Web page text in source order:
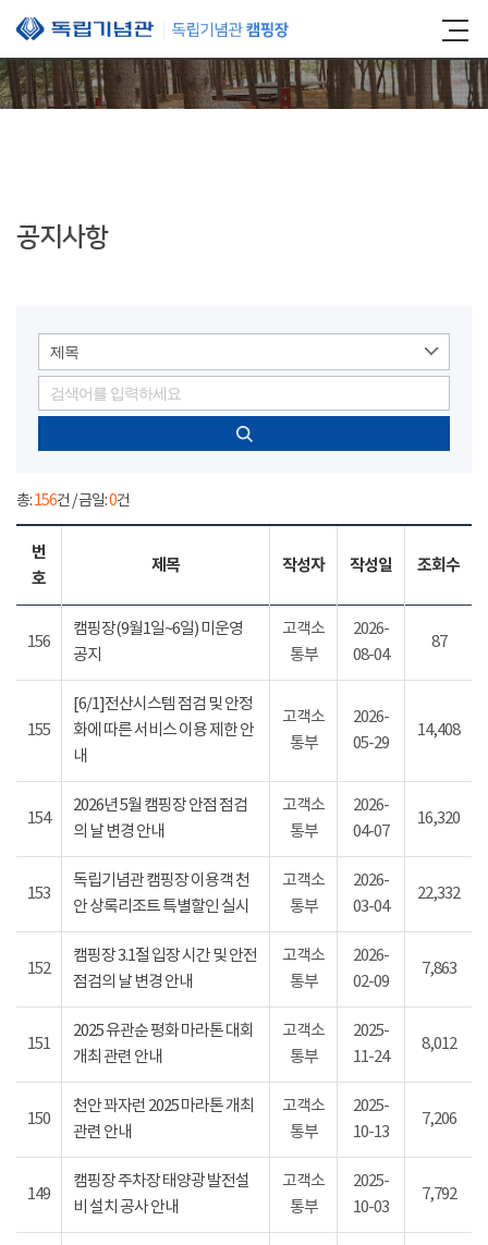
본문 바로가기
공지사항
제목
총:156건 / 금일:0건
번
호
제목 작성자 작성일 조회수
156
캠핑장(9월1일~6일) 미운영
공지
고객소
통부
2026-
08-04
87
155
[6/1]전산시스템 점검 및 안정
화에 따른 서비스 이용 제한 안
내
고객소
통부
2026-
05-29
14,408
154
2026년 5월 캠핑장 안점 점검
의 날 변경 안내
고객소
통부
2026-
04-07
16,320
153
독립기념관 캠핑장 이용객 천
안 상록리조트 특별할인 실시
고객소
통부
2026-
03-04
22,332
152
캠핑장 3.1절 입장 시간 및 안전
점검의 날 변경 안내
고객소
통부
2026-
02-09
7,863
151
2025 유관순 평화 마라톤 대회
개최 관련 안내
고객소
통부
2025-
11-24
8,012
150
천안 꽈자런 2025 마라톤 개최
관련 안내
고객소
통부
2025-
10-13
7,206
149
캠핑장 주차장 태양광 발전설
비 설치 공사 안내
고객소
통부
2025-
10-03
7,792